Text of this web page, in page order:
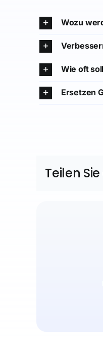
Wozu
Wie oft
Ersetzen
Teilen